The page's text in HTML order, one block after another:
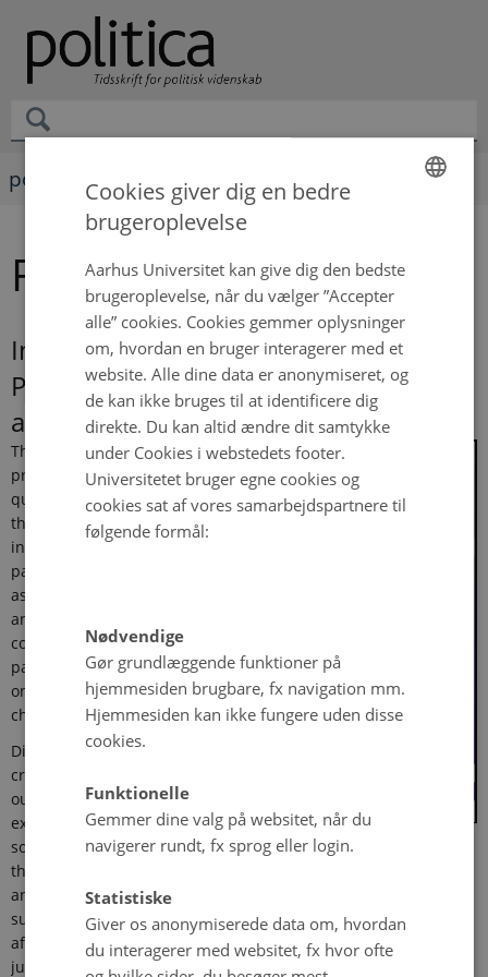
politica
Rikke Fuglsang Olsen
Invisible Consequences of
Punishment: Parental Imprisonment
and Child Outcomes
This dissertation
provides systematic,
quantitative insight on
the children of prisoners
in Denmark. It examines
parental imprisonment
as a social phenomenon
and the long-term
consequences of
parental imprisonment
on children’s life
chances.
Differences in children’s
criminal and educational
outcomes are, to a large
extent, attributable to
social background and the criminality of parents. Nonetheless,
this dissertation demonstrates that parental imprisonment has
an additional impact on certain outcomes and for particular
subgroups. The analyses show that parental imprisonment
affects the risk of being convicted of property crime and
juvenile delinquency over and above parental social
DANISH
Cookies giver dig en bedre
brugeroplevelse
Aarhus Universitet kan give dig den bedste
brugeroplevelse, når du vælger ”Accepter
alle” cookies. Cookies gemmer oplysninger
om, hvordan en bruger interagerer med et
website. Alle dine data er anonymiseret, og
de kan ikke bruges til at identificere dig
direkte. Du kan altid ændre dit samtykke
under Cookies i webstedets footer.
Universitetet bruger egne cookies og
cookies sat af vores samarbejdspartnere til
følgende formål:
Nødvendige
Gør grundlæggende funktioner på
hjemmesiden brugbare, fx navigation mm.
Hjemmesiden kan ikke fungere uden disse
cookies.
Funktionelle
Gemmer dine valg på websitet, når du
navigerer rundt, fx sprog eller login.
Statistiske
Giver os anonymiserede data om, hvordan
du interagerer med websitet, fx hvor ofte